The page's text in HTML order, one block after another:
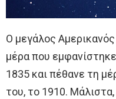
Ο μεγάλος
μέρα που
1835 και πέθανε τη
του, το 1910.